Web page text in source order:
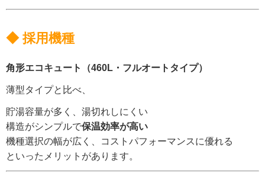
◆ 採用機種
角形エコキュート（460L・フルオートタイプ）
薄型タイプと比べ、
貯湯容量が多く、湯切れしにくい
構造がシンプルで保温効率が高い
機種選択の幅が広く、コストパフォーマンスに優れる
といったメリットがあります。